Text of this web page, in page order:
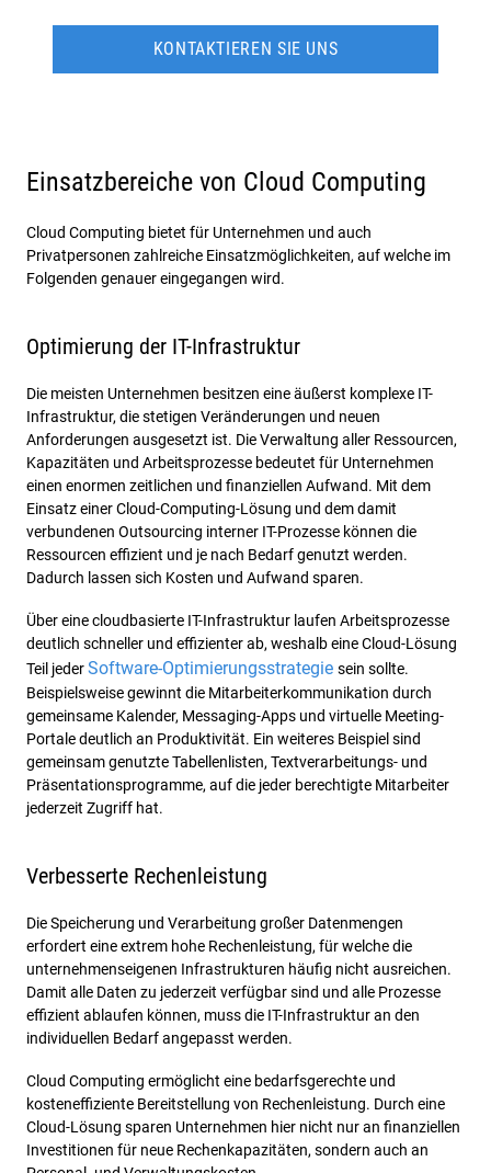
KONTAKTIEREN SIE UNS
Einsatzbereiche von Cloud Computing
Cloud Computing bietet für Unternehmen und auch
Privatpersonen zahlreiche Einsatzmöglichkeiten, auf welche im
Folgenden genauer eingegangen wird.
Optimierung der IT-Infrastruktur
Die meisten Unternehmen besitzen eine äußerst komplexe IT-
Infrastruktur, die stetigen Veränderungen und neuen
Anforderungen ausgesetzt ist. Die Verwaltung aller Ressourcen,
Kapazitäten und Arbeitsprozesse bedeutet für Unternehmen
einen enormen zeitlichen und finanziellen Aufwand. Mit dem
Einsatz einer Cloud-Computing-Lösung und dem damit
verbundenen Outsourcing interner IT-Prozesse können die
Ressourcen effizient und je nach Bedarf genutzt werden.
Dadurch lassen sich Kosten und Aufwand sparen.
Über eine cloudbasierte IT-Infrastruktur laufen Arbeitsprozesse
deutlich schneller und effizienter ab, weshalb eine Cloud-Lösung
Teil jederSoftware-Optimierungsstrategie sein sollte.
Beispielsweise gewinnt die Mitarbeiterkommunikation durch
gemeinsame Kalender, Messaging-Apps und virtuelle Meeting-
Portale deutlich an Produktivität. Ein weiteres Beispiel sind
gemeinsam genutzte Tabellenlisten, Textverarbeitungs- und
Präsentationsprogramme, auf die jeder berechtigte Mitarbeiter
jederzeit Zugriff hat.
Verbesserte Rechenleistung
Die Speicherung und Verarbeitung großer Datenmengen
erfordert eine extrem hohe Rechenleistung, für welche die
unternehmenseigenen Infrastrukturen häufig nicht ausreichen.
Damit alle Daten zu jederzeit verfügbar sind und alle Prozesse
effizient ablaufen können, muss die IT-Infrastruktur an den
individuellen Bedarf angepasst werden.
Cloud Computing ermöglicht eine bedarfsgerechte und
kosteneffiziente Bereitstellung von Rechenleistung. Durch eine
Cloud-Lösung sparen Unternehmen hier nicht nur an finanziellen
Investitionen für neue Rechenkapazitäten, sondern auch an